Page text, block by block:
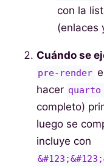
con la
(enlaces
Cuándo se
pre-render
hacer
completo)
luego se
incluye con